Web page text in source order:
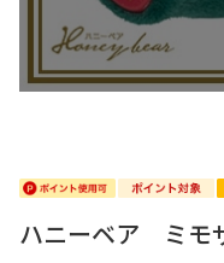
ハニーベア ミモ